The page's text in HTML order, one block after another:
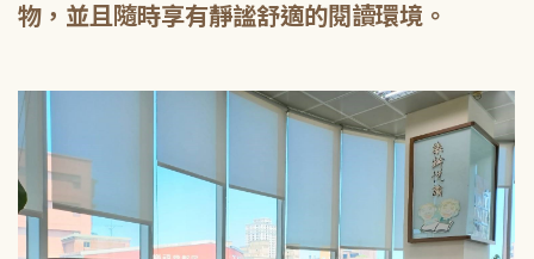
物，並且隨時享有靜謐舒適的閱讀環境。